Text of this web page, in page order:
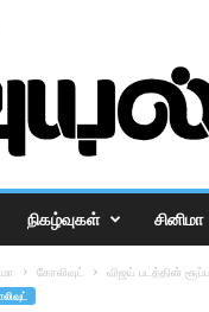
நிகழ்வுகள் சினிமா
கோலிவுட் விஜய் படத்தின்